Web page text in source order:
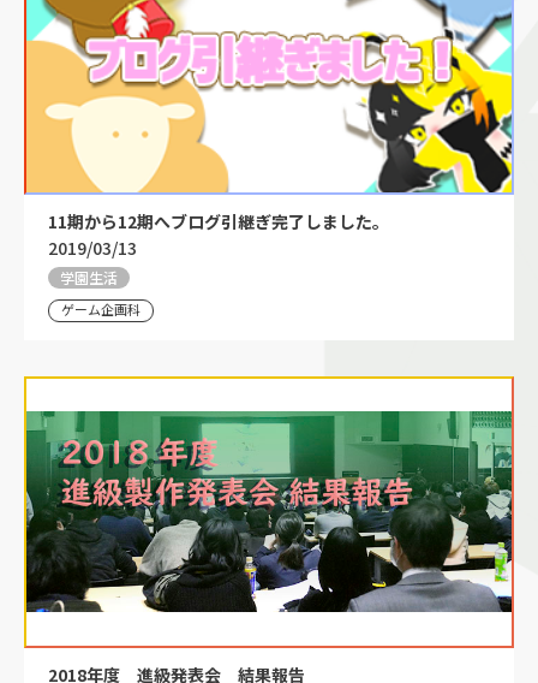
11期から12期へブログ引継ぎ完了しました。
2019/03/13
学園生活
ゲーム企画科
2018年度 進級発表会 結果報告